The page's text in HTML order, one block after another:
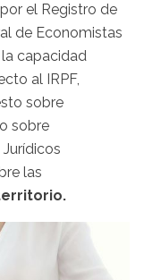
el Registro de
de Economistas
la capacidad
al IRPF,
sobre
sobre
las